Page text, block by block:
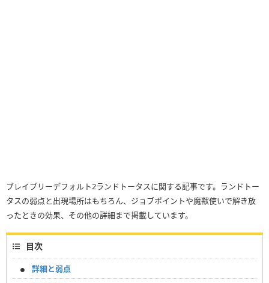
ブレイブリーデフォルト2ランドトータスに関する記事です。ランドトー
タスの弱点と出現場所はもちろん、ジョブポイントや魔獣使いで解き放
ったときの効果、その他の詳細まで掲載しています。
目次
詳細と弱点